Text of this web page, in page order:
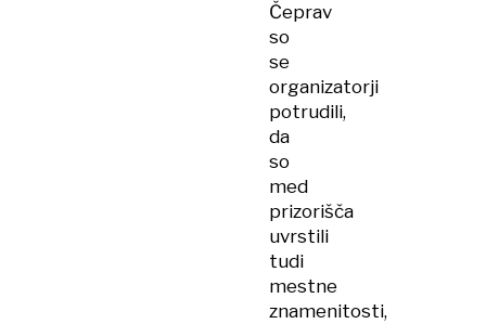
Čeprav
so
se
organizatorji
potrudili,
da
so
med
prizorišča
uvrstili
tudi
mestne
znamenitosti,